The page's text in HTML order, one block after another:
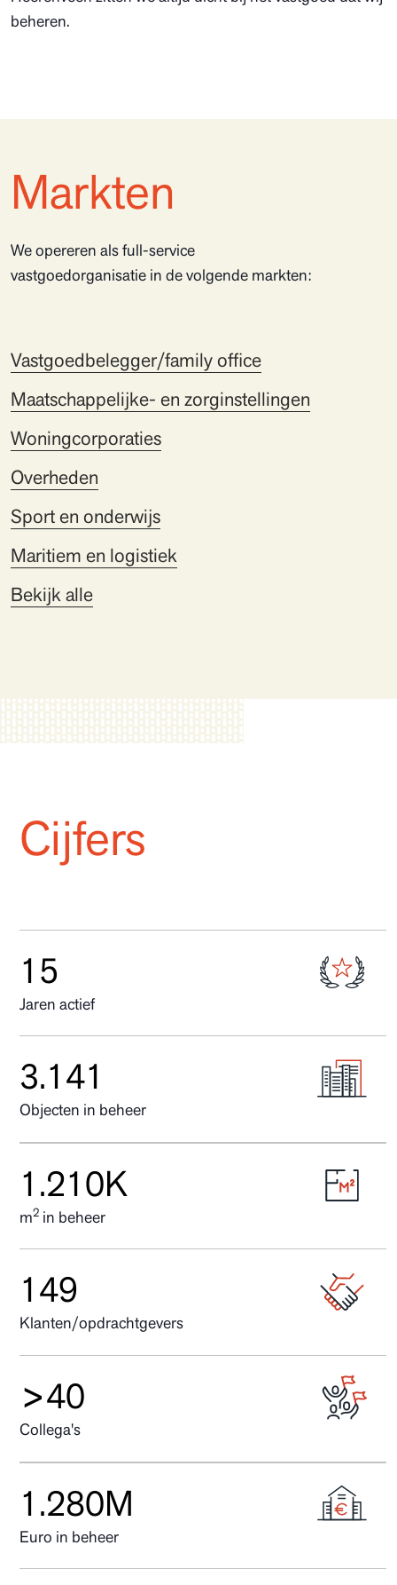
beheren.
Markten
We opereren als full-service
vastgoedorganisatie in de volgende markten:
Vastgoedbelegger/family office
Maatschappelijke- en zorginstellingen
Woningcorporaties
Overheden
Sport en onderwijs
Maritiem en logistiek
Bekijk alle
Cijfers
17
Jaren actief
4.103
Objecten in beheer
1.581
m2 in beheer
164
Klanten/opdrachtgevers
44
Collega's
1.672
Euro in beheer